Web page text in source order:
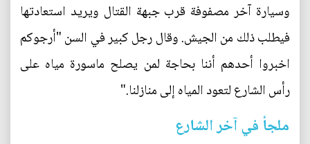
وسيارة آخر مصفوفة قرب جبهة القتال ويريد استعادتها
فيطلب ذلك من الجيش. وقال رجل كبير في السن "أرجوكم
اخبروا أحدهم أننا بحاجة لمن يصلح ماسورة مياه على
رأس الشارع لتعود المياه إلى منازلنا."
ملجأ في آخر الشارع